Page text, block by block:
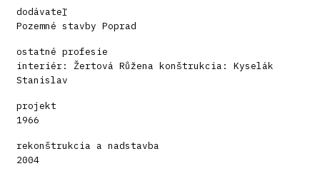
dodávateľ
Pozemné stavby Poprad
ostatné profesie
interiér: Žertová Růžena konštrukcia: Kyselák
Stanislav
projekt
1966
rekonštrukcia a nadstavba
2004